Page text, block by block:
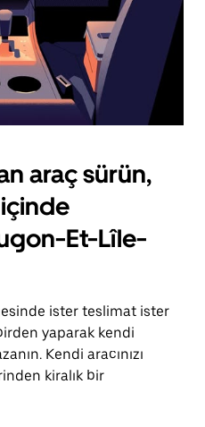
araç sürün,
içinde
Et-Lîle-
ister teslimat ister
yaparak kendi
Kendi aracınızı
kiralık bir